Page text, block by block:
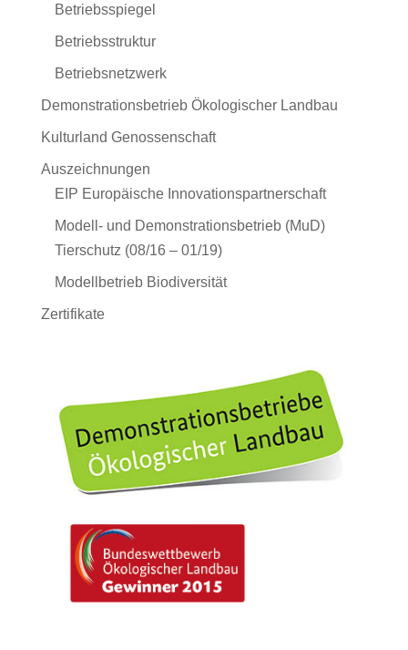
Betriebsspiegel
Betriebsstruktur
Betriebsnetzwerk
Demonstrationsbetrieb Ökologischer Landbau
Kulturland Genossenschaft
Auszeichnungen
EIP Europäische Innovationspartnerschaft
Modell- und Demonstrationsbetrieb (MuD)
Tierschutz (08/16 – 01/19)
Modellbetrieb Biodiversität
Zertifikate